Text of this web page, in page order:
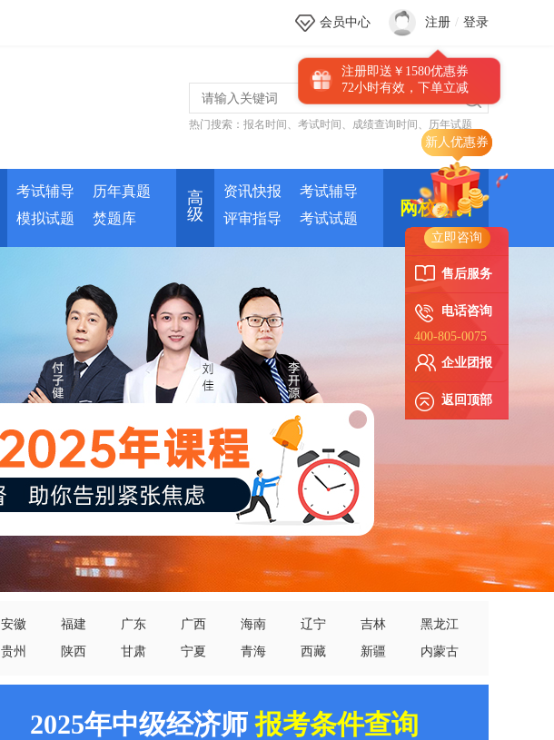
新人优惠券
立即咨询
售后服务
电话咨询
400-805-0075
企业团报
返回顶部
会员中心 注册 / 登录
注册即送￥1580优惠券
72小时有效，下单立减
热门搜索： 报名时间 、 考试时间 、 成绩查询时间 、 历年试题
考试辅导
历年真题
模拟试题
焚题库
高
级
资讯快报
考试辅导
评审指导
考试试题
网校培训
安徽 福建 广东 广西 海南 辽宁 吉林
黑龙江
贵州 陕西 甘肃 宁夏 青海 西藏 新疆 内蒙古
2025年中级经济师报考条件查询